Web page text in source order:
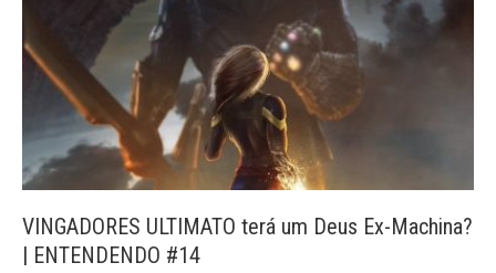
VINGADORES ULTIMATO terá um Deus Ex-Machina?
| ENTENDENDO #14